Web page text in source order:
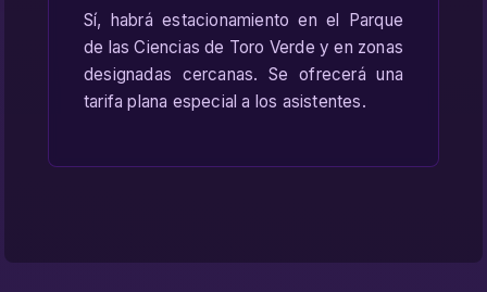
Sí, habrá estacionamiento en el Parque
de las Ciencias de Toro Verde y en zonas
designadas cercanas. Se ofrecerá una
tarifa plana especial a los asistentes.